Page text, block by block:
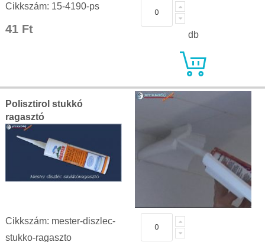
Cikkszám: 15-4190-ps
41 Ft db
Polisztirol stukkó
ragasztó
Cikkszám: mester-diszlec-
stukko-ragaszto